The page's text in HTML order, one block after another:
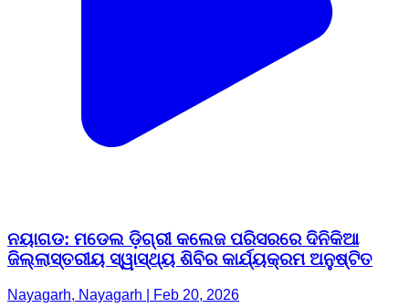
ନୟାଗଡ: ମଡେଲ ଡ଼ିଗ୍ରୀ କଲେଜ ପରିସରରେ ଦିନିକିଆ
ଜିଲ୍ଲାସ୍ତରୀୟ ସ୍ୱାସ୍ଥ୍ୟ ଶିବିର କାର୍ଯ୍ୟକ୍ରମ ଅନୁଷ୍ଟିତ
Nayagarh, Nayagarh | Feb 20, 2026